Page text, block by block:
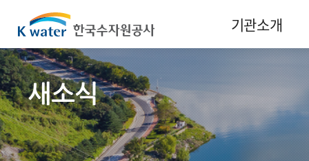
기관소개
새소식